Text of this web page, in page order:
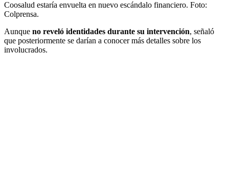
Coosalud estaría envuelta en nuevo escándalo financiero. Foto:
Colprensa.
Aunque no reveló identidades durante su intervención, señaló
que posteriormente se darían a conocer más detalles sobre los
involucrados.